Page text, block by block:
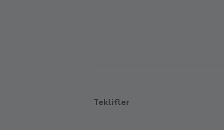
Teklifler